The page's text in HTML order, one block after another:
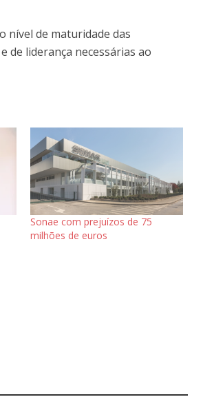
nível de maturidade das
de liderança necessárias ao
Sonae com prejuízos de 75
milhões de euros